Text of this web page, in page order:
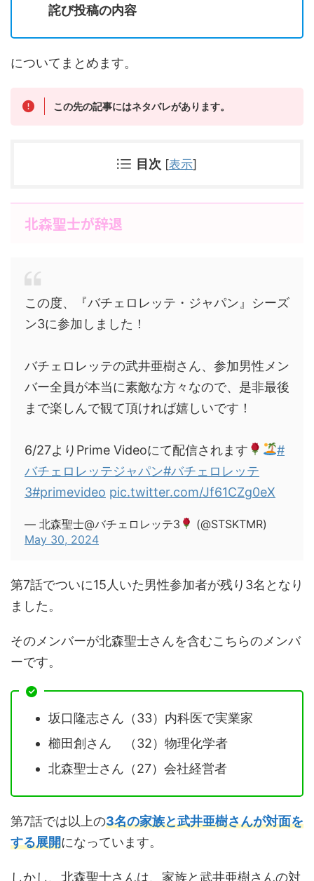
詫び投稿の内容
についてまとめます。
この先の記事にはネタバレがあります。
目次 [表示]
北森聖士が辞退
この度、『バチェロレッテ・ジャパン』シーズ
ン3に参加しました！
バチェロレッテの武井亜樹さん、参加男性メン
バー全員が本当に素敵な方々なので、是非最後
まで楽しんで観て頂ければ嬉しいです！
6/27よりPrime Videoにて配信されます
#
バチェロレッテジャパン#バチェロレッテ
3#primevideo pic.twitter.com/Jf61CZg0eX
— 北森聖士@バチェロレッテ3
(@STSKTMR)
May 30, 2024
第7話でついに15人いた男性参加者が残り3名となり
ました。
そのメンバーが北森聖士さんを含むこちらのメンバ
ーです。
坂口隆志さん（33）内科医で実業家
櫛田創さん （32）物理化学者
北森聖士さん（27）会社経営者
第7話では以上の3名の家族と武井亜樹さんが対面を
する展開になっています。
しかし、北森聖士さんは、家族と武井亜樹さんの対